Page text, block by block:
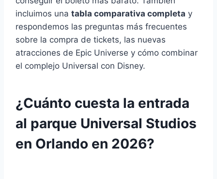
incluimos una tabla comparativa completa y
respondemos las preguntas más frecuentes
sobre la compra de tickets, las nuevas
atracciones de Epic Universe y cómo combinar
el complejo Universal con Disney.
¿Cuánto cuesta la entrada
al parque Universal Studios
en Orlando en 2026?